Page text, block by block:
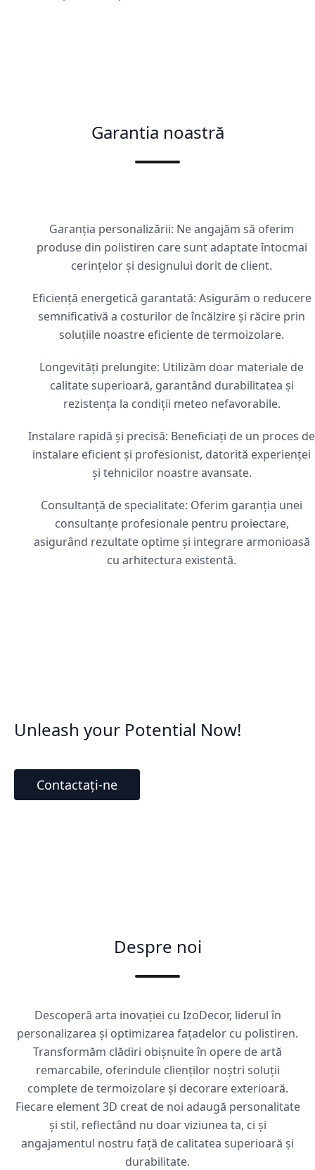
Garantia noastră
Garanția personalizării: Ne angajăm să oferim
produse din polistiren care sunt adaptate întocmai
cerințelor și designului dorit de client.
Eficiență energetică garantată: Asigurăm o reducere
semnificativă a costurilor de încălzire și răcire prin
soluțiile noastre eficiente de termoizolare.
Longevități prelungite: Utilizăm doar materiale de
calitate superioară, garantând durabilitatea și
rezistența la condiții meteo nefavorabile.
Instalare rapidă și precisă: Beneficiați de un proces de
instalare eficient și profesionist, datorită experienței
și tehnicilor noastre avansate.
Consultanță de specialitate: Oferim garanția unei
consultanțe profesionale pentru proiectare,
asigurând rezultate optime și integrare armonioasă
cu arhitectura existentă.
Unleash your Potential Now!
Contactați-ne
Despre noi
Descoperă arta inovației cu IzoDecor, liderul în
personalizarea și optimizarea fațadelor cu polistiren.
Transformăm clădiri obișnuite în opere de artă
remarcabile, oferindule clienților noștri soluții
complete de termoizolare și decorare exterioară.
Fiecare element 3D creat de noi adaugă personalitate
și stil, reflectând nu doar viziunea ta, ci și
angajamentul nostru față de calitatea superioară și
durabilitate.